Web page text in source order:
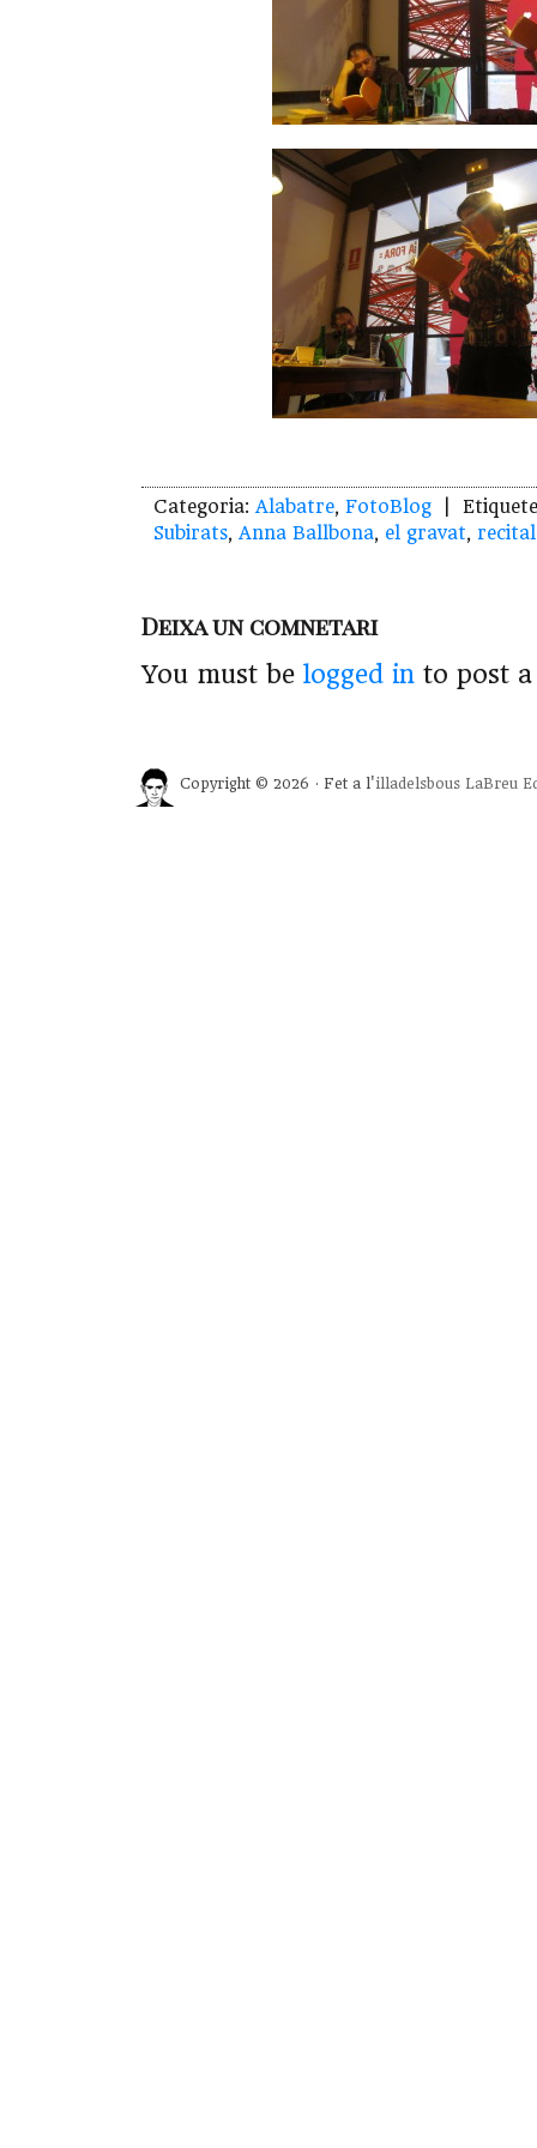
Categoria: Alabatre, FotoBlog |
Subirats, Anna Ballbona, el gravat,
Deixa un comnetari
You must be logged in to post
Copyright © 2026 · Fet a l'illadelsbous LaBreu